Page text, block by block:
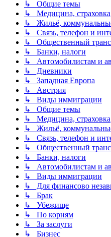
↳ Общие темы
↳ Медицина, страховка
↳ Жильё,
↳ Связь, телефон и
↳ Общественный
↳ Банки, налоги
↳ Автомобилистам и
↳ Дневники
↳ Западная Европа
↳ Австрия
↳ Виды иммиграции
↳ Общие темы
↳ Медицина, страховка
↳ Жильё,
↳ Связь, телефон и
↳ Общественный
↳ Банки, налоги
↳ Автомобилистам и
↳ Виды иммиграции
↳ Для финансово
↳ Брак
↳ Убежище
↳ По корням
↳ За заслуги
↳ Бизнес